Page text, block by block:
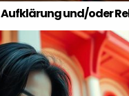
Aufklärung und/oder